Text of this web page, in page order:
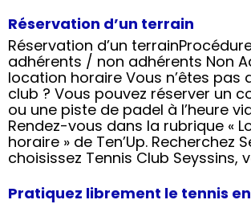
Réservation d’un terrain
Réservation d’un
adhérents / non adhérents Non
location horaire Vous n’êtes pas
club ? Vous pouvez réserver un
ou une piste de padel à l’heure via
Rendez-vous dans la rubrique «
horaire » de Ten’Up. Recherchez
choisissez Tennis Club Seyssins,
Pratiquez librement le tennis